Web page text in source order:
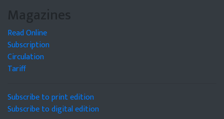
Magazines
Read Online
Subscription
Circulation
Tariff
Subscribe to print edition
Subscribe to digital edition